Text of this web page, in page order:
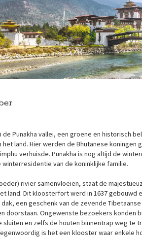
Punakha vallei, een groene en historisch
land. Hier werden de Bhutanese
verhuisde. Punakha is nog altijd de
van de koninklijke familie.
rivier samenvloeien, staat de
land. Dit kloosterfort werd in 1637 gebouwd
een geschenk van de zevende
doorstaan. Ongewenste bezoekers konden
en zelfs de houten binnentrap weg te
is het een klooster waar enkele